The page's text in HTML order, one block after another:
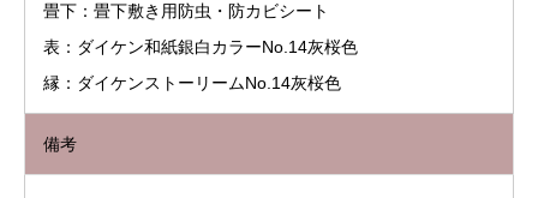
畳下：畳下敷き用防虫・防カビシート
表：ダイケン和紙銀白カラーNo.14灰桜色
縁：ダイケンストーリームNo.14灰桜色
備考